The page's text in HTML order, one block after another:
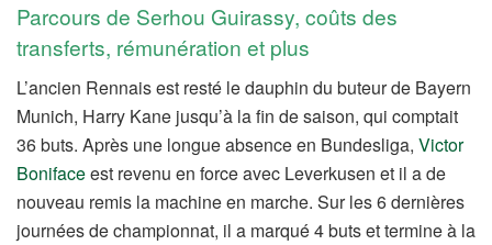
Parcours de Serhou Guirassy, coûts des
transferts, rémunération et plus
L’ancien Rennais est resté le dauphin du buteur de Bayern
Munich, Harry Kane jusqu’à la fin de saison, qui comptait
36 buts. Après une longue absence en Bundesliga, Victor
Bonifaceest revenu en force avec Leverkusen et il a de
nouveau remis la machine en marche. Sur les 6 dernières
journées de championnat, il a marqué 4 buts et termine à la